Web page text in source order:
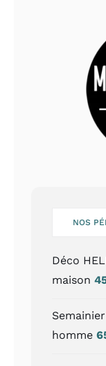
NOS
Déco
maison
homme